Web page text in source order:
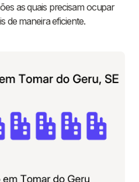
as quais precisam ocupar
de maneira eficiente.